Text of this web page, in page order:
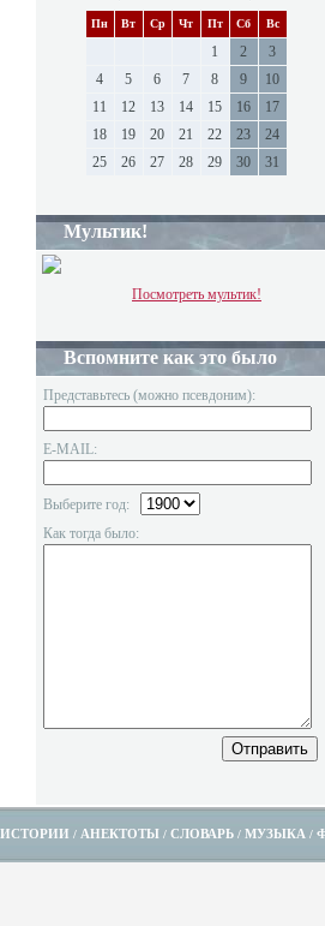
Пн Вт Ср Чт Пт Сб Вс
1 2
3
4
5 6 7 8 9
10
11
12 13 14 15 16
17
18
19 20 21 22 23
24
25
26 27 28 29 30 31
Мультик!
Посмотреть мультик!
Вспомните как это было
Представьтесь (можно псевдоним):
E-MAIL:
Выберите год:
Как тогда было:
ИСТОРИИ / АНЕКТОТЫ / СЛОВАРЬ / МУЗЫКА /